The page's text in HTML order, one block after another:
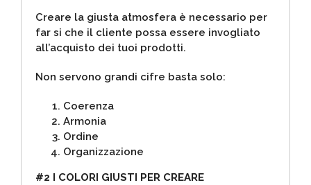
Creare la giusta atmosfera è necessario per
far si che il cliente possa essere invogliato
all’acquisto dei tuoi prodotti.
Non servono grandi cifre basta solo:
Coerenza
Armonia
Ordine
Organizzazione
#2 I COLORI GIUSTI PER CREARE